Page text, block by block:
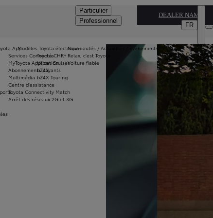
Particulier
Professionnel
DEALER NAME
la
App
Services Connectés
MyToyota Application
Abonnements payants
Multimédia
Centre d'assistance
Toyota Connectivity Match
Arrêt des réseaux 2G et 3G
Modèles Toyota électriques
Toyota CHR+
Urban Cruiser
bZ4X
bZ4X Touring
Comment
?
Nouveautés / Actualités / Évènements
Relax, c'est Toyota
Voiture fiable
FR